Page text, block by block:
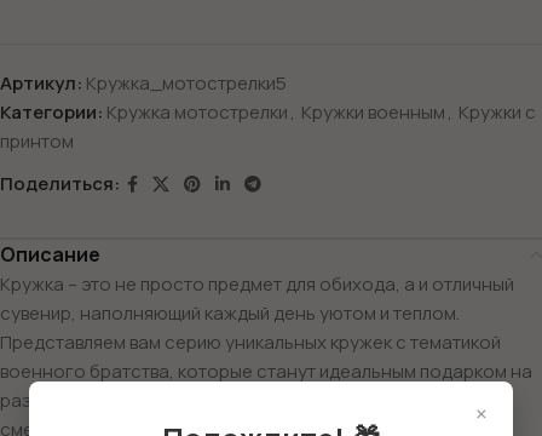
Артикул: Кружка_мотострелки5
Категории: Кружка мотострелки, Кружки военным, Кружки с
принтом
Поделиться:
Описание
Кружка – это не просто предмет для обихода, а и отличный
сувенир, наполняющий каждый день уютом и теплом.
Представляем вам серию уникальных кружек с тематикой
военного братства, которые станут идеальным подарком на
различные праздники. Кружка «Штурмовик» – это символ
смелости и отваги. С принтом, изображающим мощный ×